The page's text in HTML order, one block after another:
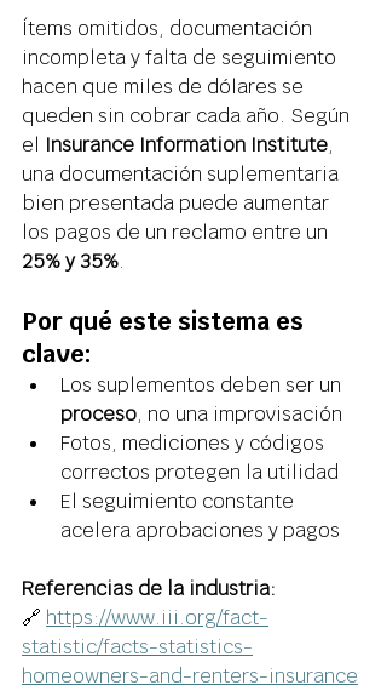
Ítems omitidos, documentación
incompleta y falta de seguimiento
hacen que miles de dólares se
queden sin cobrar cada año. Según
el Insurance Information Institute,
una documentación suplementaria
bien presentada puede aumentar
los pagos de un reclamo entre un
25% y 35%.
Por qué este sistema es
clave:
Los suplementos deben ser un
proceso, no una improvisación
Fotos, mediciones y códigos
correctos protegen la utilidad
El seguimiento constante
acelera aprobaciones y pagos
Referencias de la industria:
🔗 https://www.iii.org/fact-
statistic/facts-statistics-
homeowners-and-renters-insurance